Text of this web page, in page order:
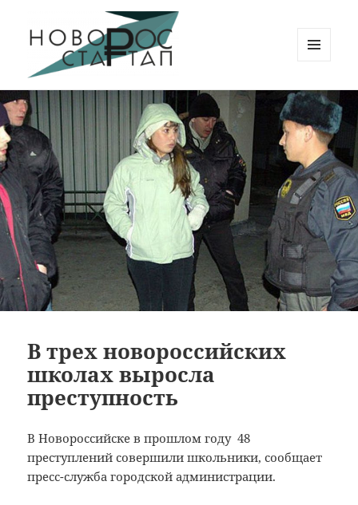
Новорос Стартап
ВИДЖЕТЫ
В трех новороссийских
школах выросла
преступность
В Новороссийске в прошлом году 48
преступлений совершили школьники, сообщает
пресс-служба городской администрации.